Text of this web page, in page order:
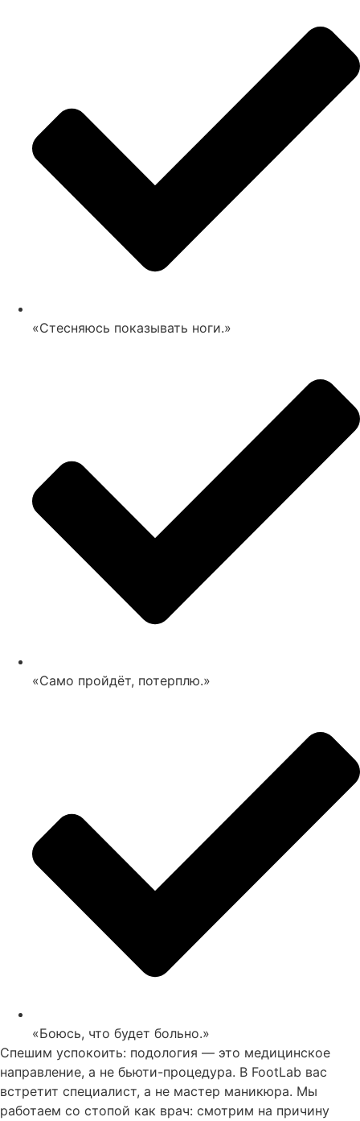
«Стесняюсь показывать ноги.»
«Само пройдёт, потерплю.»
«Боюсь, что будет больно.»
Спешим успокоить: подология — это медицинское
направление, а не бьюти-процедура. В FootLab вас
встретит специалист, а не мастер маникюра. Мы
работаем со стопой как врач: смотрим на причину